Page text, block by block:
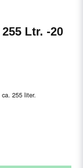
Ltr. -20
ca. 255 liter.